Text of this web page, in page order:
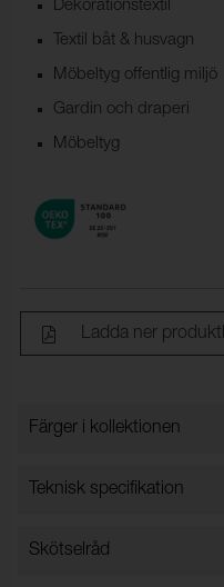
Dekorationstextil
Textil båt & husvagn
Möbeltyg offentlig miljö
Gardin och draperi
Möbeltyg
Ladda ner
Färger i kollektionen
Färger i
Teknisk specifikation
Bredd:
Skötselråd